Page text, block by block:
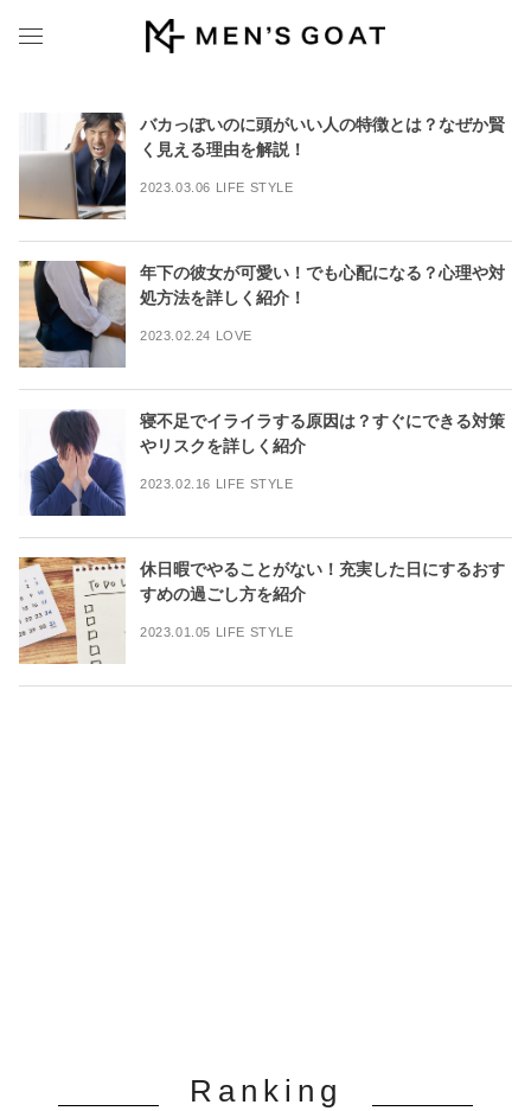
バカっぽいのに頭がいい人の特徴とは？なぜか賢
く見える理由を解説！
2023.03.06 LIFE STYLE
年下の彼女が可愛い！でも心配になる？心理や対
処方法を詳しく紹介！
2023.02.24 LOVE
寝不足でイライラする原因は？すぐにできる対策
やリスクを詳しく紹介
2023.02.16 LIFE STYLE
休日暇でやることがない！充実した日にするおす
すめの過ごし方を紹介
2023.01.05 LIFE STYLE
Ranking